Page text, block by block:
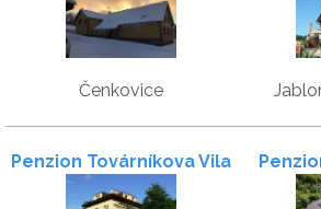
Čenkovice
Penzion Továrníkova Vila